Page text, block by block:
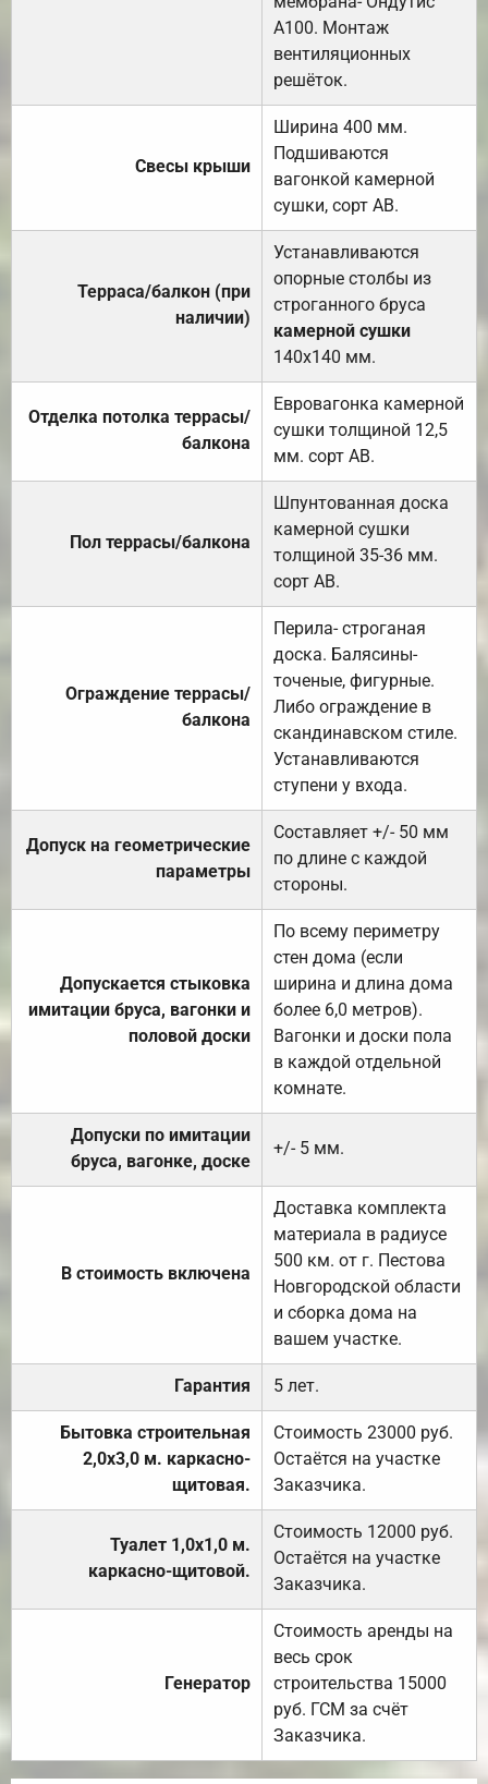
А100. Монтаж
вентиляционных
решёток.
Свесы крыши
Ширина 400 мм.
Подшиваются
вагонкой камерной
сушки, сорт АВ.
Терраса/балкон (при
наличии)
Устанавливаются
опорные столбы из
строганного бруса
камерной сушки
140х140 мм.
Отделка потолка террасы/
балкона
Евровагонка камерной
сушки толщиной 12,5
мм. сорт АВ.
Пол террасы/балкона
Шпунтованная доска
камерной сушки
толщиной 35-36 мм.
сорт АВ.
Ограждение террасы/
балкона
Перила- строганая
доска. Балясины-
точеные, фигурные.
Либо ограждение в
скандинавском стиле.
Устанавливаются
ступени у входа.
Допуск на геометрические
параметры
Составляет +/- 50 мм
по длине с каждой
стороны.
Допускается стыковка
имитации бруса, вагонки и
половой доски
По всему периметру
стен дома (если
ширина и длина дома
более 6,0 метров).
Вагонки и доски пола
в каждой отдельной
комнате.
Допуски по имитации
бруса, вагонке, доске
+/- 5 мм.
В стоимость включена
Доставка комплекта
материала в радиусе
500 км. от г. Пестова
Новгородской области
и сборка дома на
вашем участке.
Гарантия 5 лет.
Бытовка строительная
2,0х3,0 м. каркасно-
щитовая.
Стоимость 23000 руб.
Остаётся на участке
Заказчика.
Туалет 1,0х1,0 м.
каркасно-щитовой.
Стоимость 12000 руб.
Остаётся на участке
Заказчика.
Генератор
Стоимость аренды на
весь срок
строительства 15000
руб. ГСМ за счёт
Заказчика.